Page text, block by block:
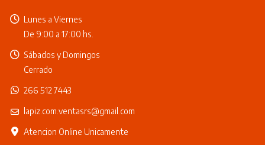
Lunes a Viernes
De 9:00 a 17:00 hs.
Sábados y Domingos
Cerrado
266 512 7443
lapiz.com.ventasrs@gmail.com
Atencion Online Unicamente